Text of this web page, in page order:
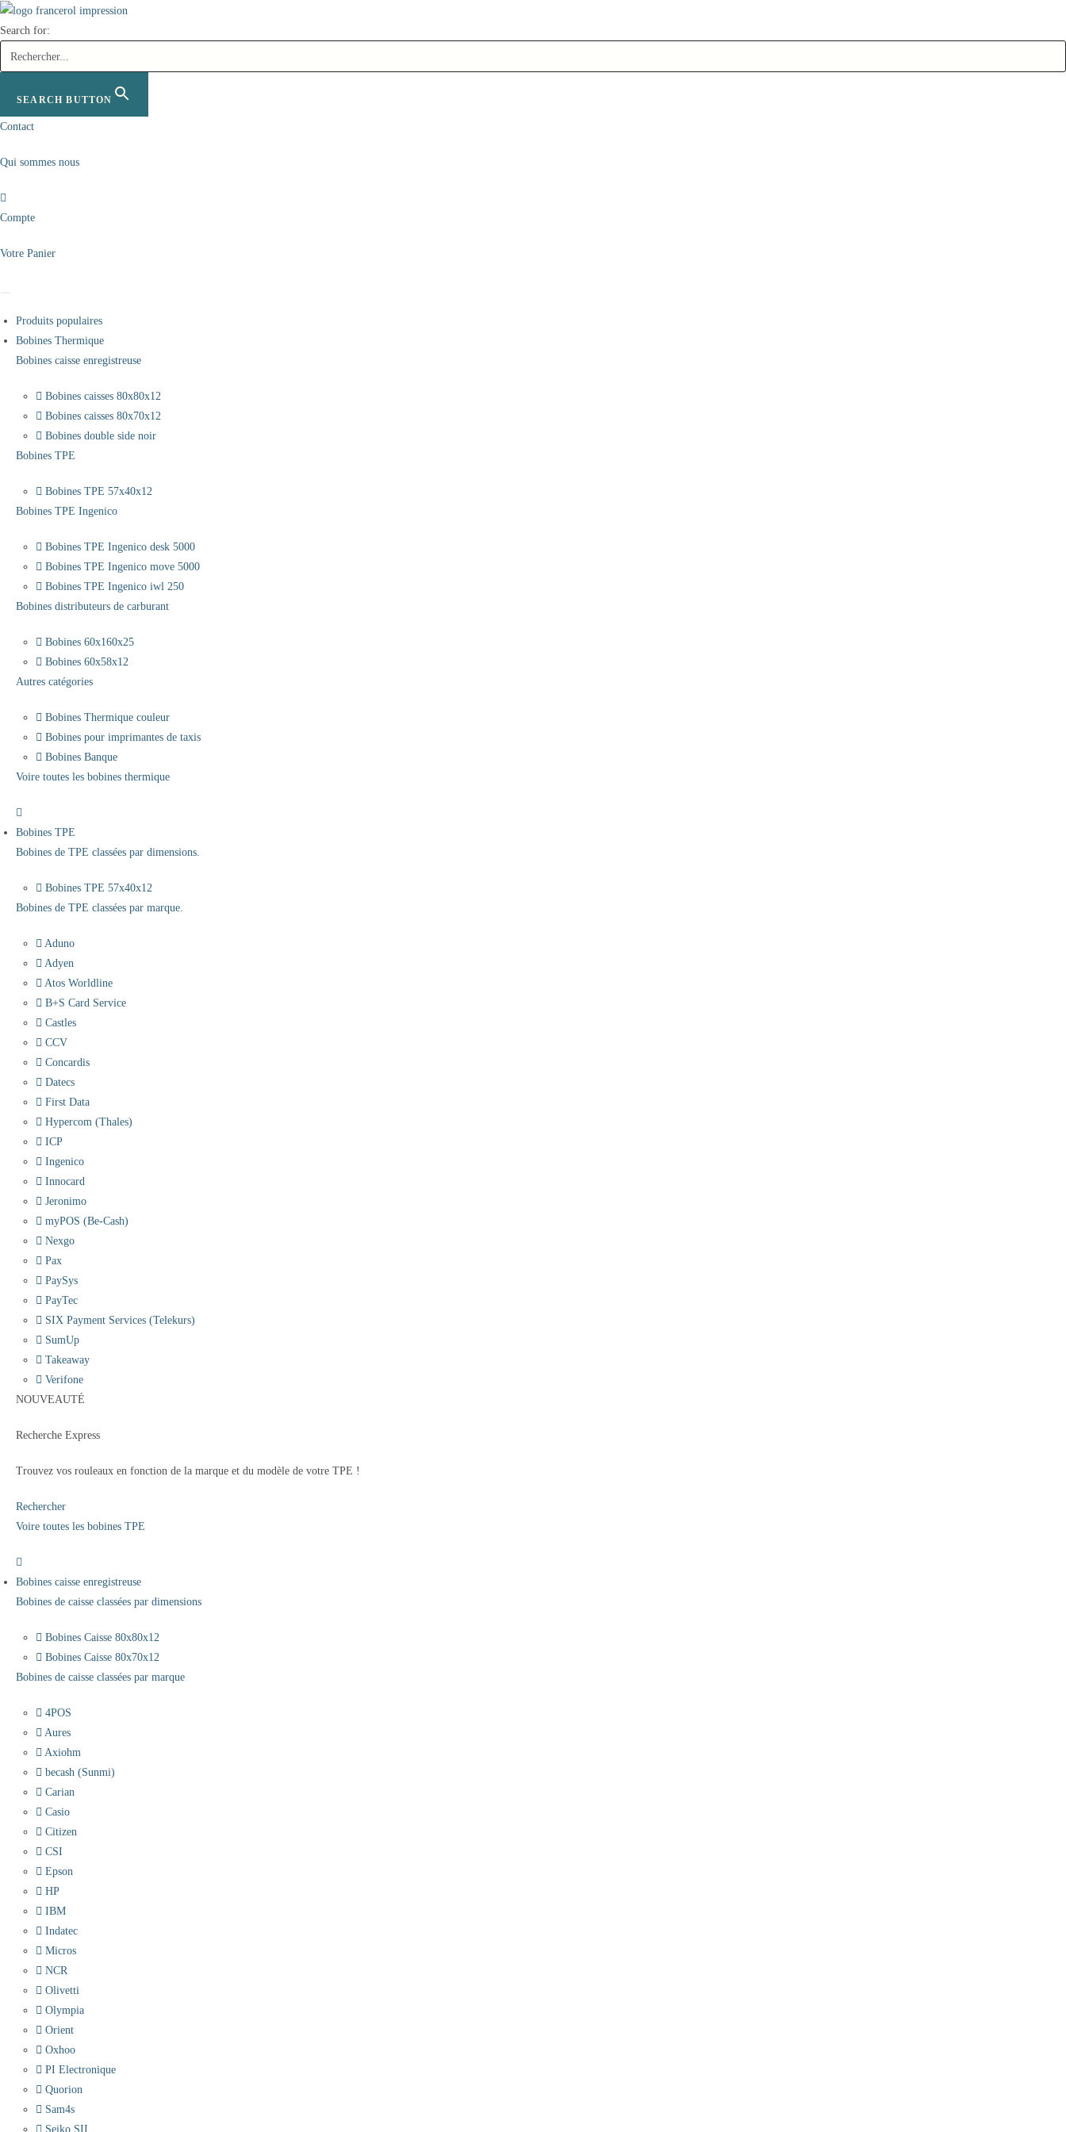
Skip
to
Search for:
SEARCH BUTTON
Contact
Qui sommes nous
Compte
Votre Panier
Produits populaires
Bobines Thermique
Bobines caisse enregistreuse
Bobines caisses 80x80x12
Bobines caisses 80x70x12
Bobines double side noir
Bobines TPE
Bobines TPE 57x40x12
Bobines TPE Ingenico
Bobines TPE Ingenico desk 5000
Bobines TPE Ingenico move 5000
Bobines TPE Ingenico iwl 250
Bobines distributeurs de carburant
Bobines 60x160x25
Bobines 60x58x12
Autres catégories
Bobines Thermique couleur
Bobines pour imprimantes de taxis
Bobines Banque
Voire toutes les bobines thermique
Bobines TPE
Bobines de TPE classées par dimensions.
Bobines TPE 57x40x12
Bobines de TPE classées par marque.
Aduno
Adyen
Atos Worldline
B+S Card Service
Castles
CCV
Concardis
Datecs
First Data
Hypercom (Thales)
ICP
Ingenico
Innocard
Jeronimo
myPOS (Be-Cash)
Nexgo
Pax
PaySys
PayTec
SIX Payment Services (Telekurs)
SumUp
Takeaway
Verifone
NOUVEAUTÉ
Recherche Express
Trouvez vos rouleaux en fonction de la marque et du modèle de votre TPE !
Rechercher
Voire toutes les bobines TPE
Bobines caisse enregistreuse
Bobines de caisse classées par dimensions
Bobines Caisse 80x80x12
Bobines Caisse 80x70x12
Bobines de caisse classées par marque
4POS
Aures
Axiohm
becash (Sunmi)
Carian
Casio
Citizen
CSI
Epson
HP
IBM
Indatec
Micros
NCR
Olivetti
Olympia
Orient
Oxhoo
PI Electronique
Quorion
Sam4s
Seiko SII